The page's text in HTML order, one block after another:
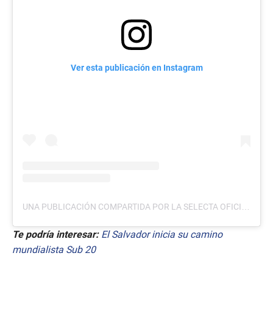
Ver esta publicación en Instagram
Te podría interesar: El Salvador inicia su camino
mundialista Sub 20